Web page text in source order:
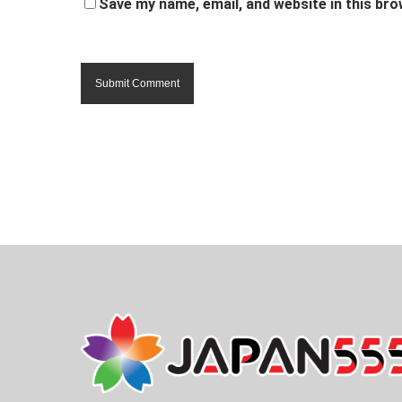
Save my name, email, and website in this